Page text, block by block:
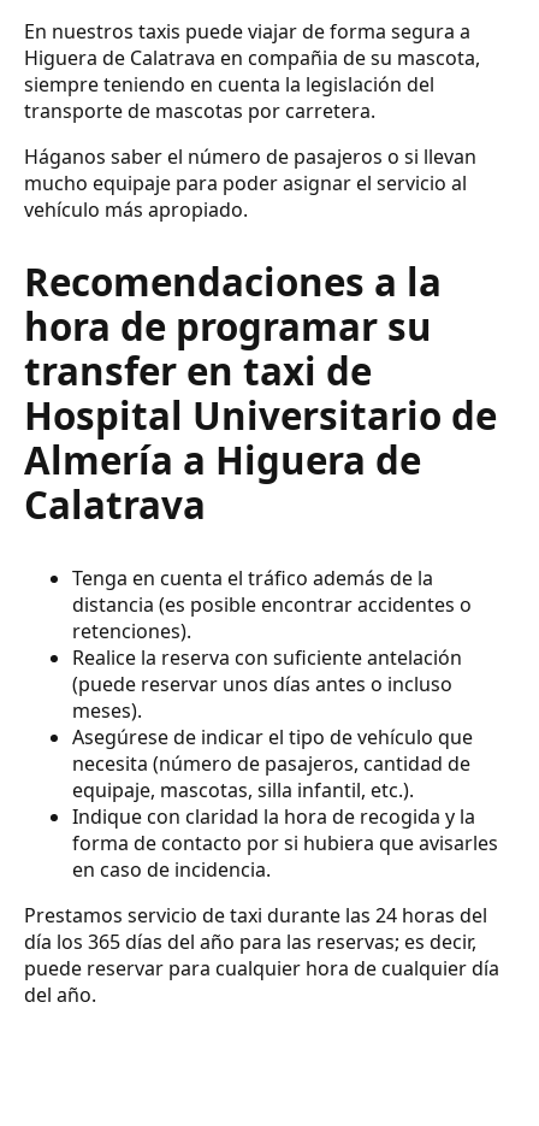
En nuestros taxis puede viajar de forma segura a
Higuera de Calatrava en compañia de su mascota,
siempre teniendo en cuenta la legislación del
transporte de mascotas por carretera.
Háganos saber el número de pasajeros o si llevan
mucho equipaje para poder asignar el servicio al
vehículo más apropiado.
Recomendaciones a la
hora de programar su
transfer en taxi de
Hospital Universitario de
Almería a Higuera de
Calatrava
Tenga en cuenta el tráfico además de la
distancia (es posible encontrar accidentes o
retenciones).
Realice la reserva con suficiente antelación
(puede reservar unos días antes o incluso
meses).
Asegúrese de indicar el tipo de vehículo que
necesita (número de pasajeros, cantidad de
equipaje, mascotas, silla infantil, etc.).
Indique con claridad la hora de recogida y la
forma de contacto por si hubiera que avisarles
en caso de incidencia.
Prestamos servicio de taxi durante las 24 horas del
día los 365 días del año para las reservas; es decir,
puede reservar para cualquier hora de cualquier día
del año.